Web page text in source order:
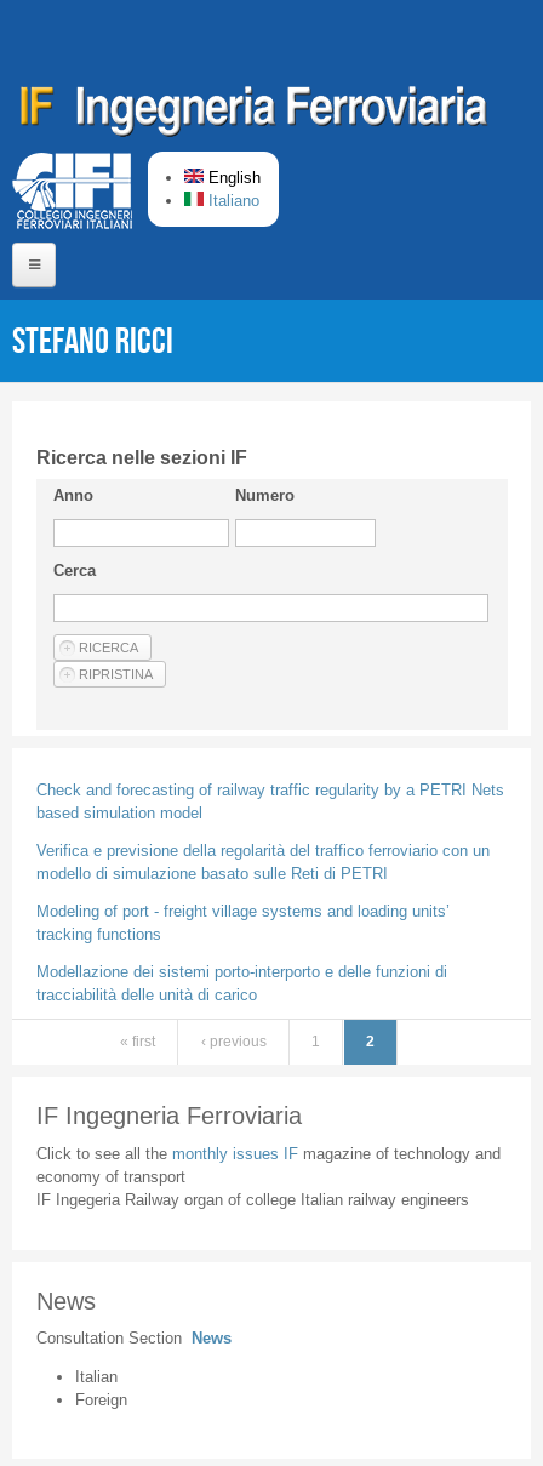
English
Italiano
Short presentation CIFI
Guideline
Privacy & Policy
Articles
Stefano RICCI
Ricerca nelle sezioni IF
Anno Numero
Cerca
Check and forecasting of railway traffic regularity by a PETRI Nets
based simulation model
Verifica e previsione della regolarità del traffico ferroviario con un
modello di simulazione basato sulle Reti di PETRI
Modeling of port - freight village systems and loading units’
tracking functions
Modellazione dei sistemi porto-interporto e delle funzioni di
tracciabilità delle unità di carico
« first ‹ previous 1 2
IF Ingegneria Ferroviaria
Click to see all the monthly issues IF magazine of technology and
economy of transport
IF Ingegeria Railway organ of college Italian railway engineers
News
Consultation Section News
Italian
Foreign